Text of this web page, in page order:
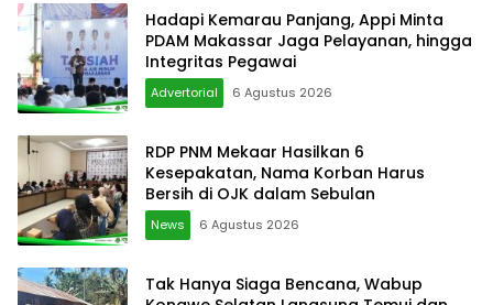
Hadapi Kemarau Panjang, Appi Minta
PDAM Makassar Jaga Pelayanan, hingga
Integritas Pegawai
Advertorial 6 Agustus 2026
RDP PNM Mekaar Hasilkan 6
Kesepakatan, Nama Korban Harus
Bersih di OJK dalam Sebulan
News 6 Agustus 2026
Tak Hanya Siaga Bencana, Wabup